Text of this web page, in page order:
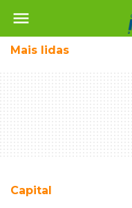
menu
Mais lidas
Capital